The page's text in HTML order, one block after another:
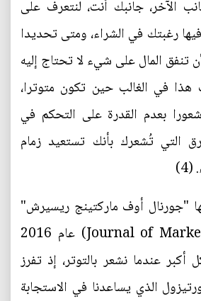
الآخر، جانبك أنت، لنتعرف على
رغبتك في الشراء، ومتى تحديدا
تنفق المال على شيء لا تحتاج إليه
في الغالب حين تكون متوترا،
بعدم القدرة على التحكم في
التي تُشعرك بأنك تستعيد زمام
"جورنال أوف ماركتينج ريسيرش"
(Journal of Marketing Research) عام 2016
أكبر عندما نشعر بالتوتر، إذ تفرز
الذي يساعدنا في الاستجابة